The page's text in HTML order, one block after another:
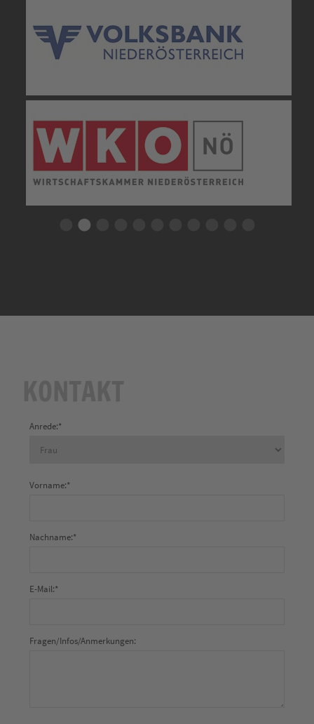
Anrede:*
Vorname:*
Nachname:*
E-Mail:*
Fragen/Infos/Anmerkungen: